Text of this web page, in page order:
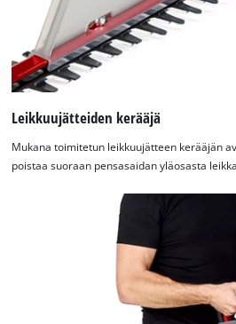
Leikkuujätteiden kerääjä
Mukana toimitetun leikkuujätteen kerääjän
poistaa suoraan pensasaidan yläosasta